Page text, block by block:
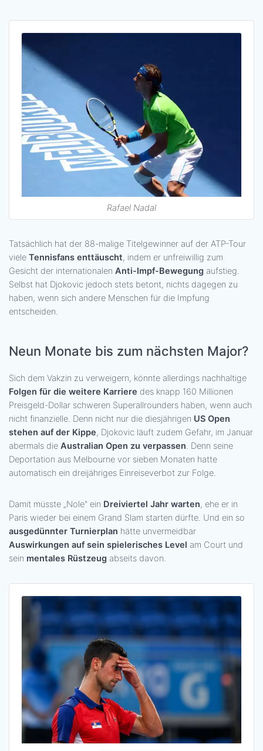
Rafael Nadal
Tatsächlich hat der 88-malige Titelgewinner auf der ATP-Tour
viele Tennisfans enttäuscht, indem er unfreiwillig zum
Gesicht der internationalen Anti-Impf-Bewegung aufstieg.
Selbst hat Djokovic jedoch stets betont, nichts dagegen zu
haben, wenn sich andere Menschen für die Impfung
entscheiden.
Neun Monate bis zum nächsten Major?
Sich dem Vakzin zu verweigern, könnte allerdings nachhaltige
Folgen für die weitere Karriere des knapp 160 Millionen
Preisgeld-Dollar schweren Superallrounders haben, wenn auch
nicht finanzielle. Denn nicht nur die diesjährigen US Open
stehen auf der Kippe, Djokovic läuft zudem Gefahr, im Januar
abermals die Australian Open zu verpassen. Denn seine
Deportation aus Melbourne vor sieben Monaten hatte
automatisch ein dreijähriges Einreiseverbot zur Folge.
Damit müsste „Nole" ein Dreiviertel Jahr warten, ehe er in
Paris wieder bei einem Grand Slam starten dürfte. Und ein so
ausgedünnter Turnierplan hätte unvermeidbar
Auswirkungen auf sein spielerisches Level am Court und
sein mentales Rüstzeug abseits davon.